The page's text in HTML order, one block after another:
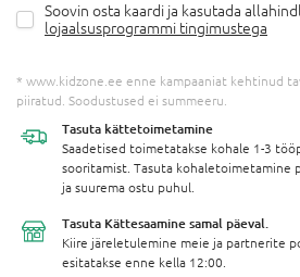
Soovin osta kaardi ja kasutada
lojaalsusprogrammi tingimustega
* www.kidzone.ee enne kampaaniat kehtinud
piiratud. Soodustused ei summeeru.
Tasuta kättetoimetamine
Saadetised toimetatakse kohale 1-3
sooritamist. Tasuta kohaletoimetamine
ja suurema ostu puhul.
Tasuta Kättesaamine samal päeval.
Kiire järeletulemine meie ja partnerite
esitatakse enne kella 12:00.